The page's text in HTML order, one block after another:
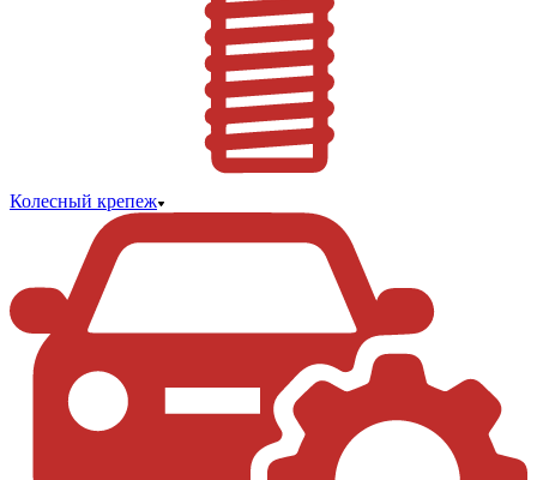
Колесный крепеж